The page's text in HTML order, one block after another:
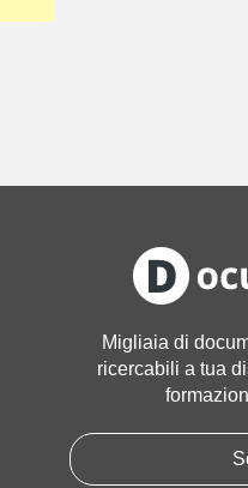
Migliaia di
ricercabili a tua